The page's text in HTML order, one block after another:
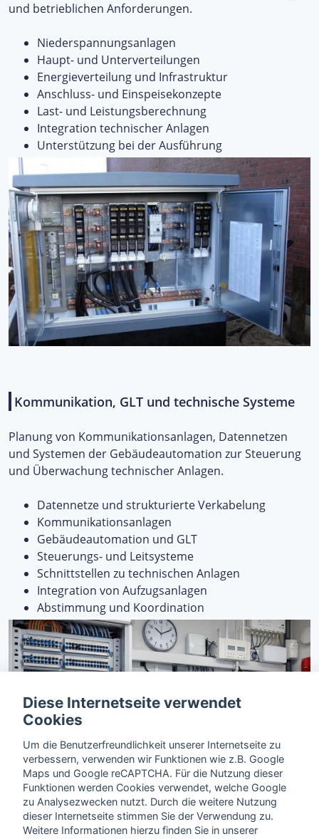
und betrieblichen Anforderungen.
Niederspannungsanlagen
Haupt- und Unterverteilungen
Energieverteilung und Infrastruktur
Anschluss- und Einspeisekonzepte
Last- und Leistungsberechnung
Integration technischer Anlagen
Unterstützung bei der Ausführung
Kommunikation, GLT und technische Systeme
Planung von Kommunikationsanlagen, Datennetzen
und Systemen der Gebäudeautomation zur Steuerung
und Überwachung technischer Anlagen.
Datennetze und strukturierte Verkabelung
Kommunikationsanlagen
Gebäudeautomation und GLT
Steuerungs- und Leitsysteme
Schnittstellen zu technischen Anlagen
Integration von Aufzugsanlagen
Abstimmung und Koordination
Diese Internetseite verwendet
Cookies
Um die Benutzerfreundlichkeit unserer Internetseite zu
verbessern, verwenden wir Funktionen wie z.B. Google
Maps und Google reCAPTCHA. Für die Nutzung dieser
Funktionen werden Cookies verwendet, welche Google
zu Analysezwecken nutzt. Durch die weitere Nutzung
dieser Internetseite stimmen Sie der Verwendung zu.
Weitere Informationen hierzu finden Sie in unserer